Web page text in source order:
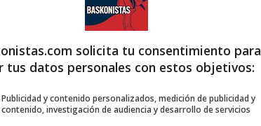
solicita tu consentimiento para
tus datos personales con estos objetivos:
Publicidad y contenido personalizados, medición de publicidad y
contenido, investigación de audiencia y desarrollo de servicios